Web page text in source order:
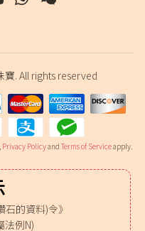
寶. All rights reserved
Privacy Policyand Terms of Serviceapply.
石的資料)令》
法例N)